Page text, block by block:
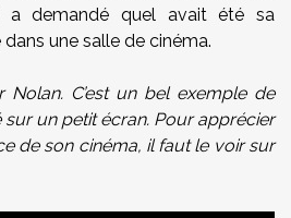
a demandé quel avait été sa
une salle de cinéma.
C’est un bel exemple de
un petit écran. Pour apprécier
de son cinéma, il faut le voir sur